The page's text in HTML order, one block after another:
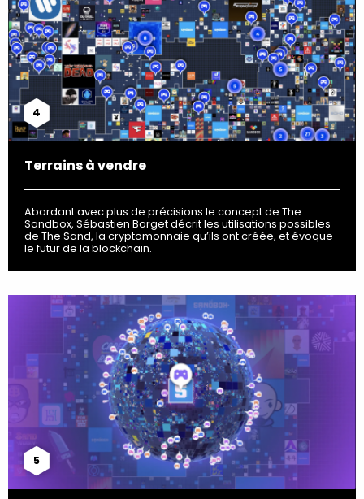
4
Terrains à vendre
Abordant avec plus de précisions le concept de The
Sandbox, Sébastien Borget décrit les utilisations possibles
de The Sand, la cryptomonnaie qu’ils ont créée, et évoque
le futur de la blockchain.
5